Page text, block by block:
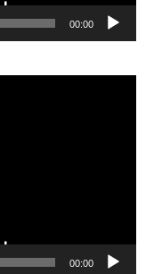
00:00
00:00